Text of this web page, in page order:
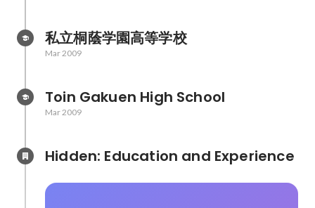
私立桐蔭学園高等学校
Mar 2009
Toin Gakuen High School
Mar 2009